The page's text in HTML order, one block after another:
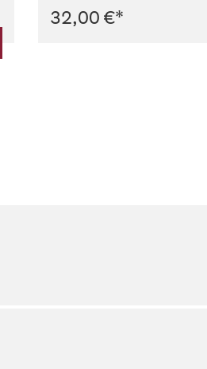
32,00 €*